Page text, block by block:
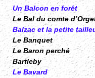
Un Balconen forêt
Le Bal du comte
Balzac et la petite
Le Banquet
Le Baron perché
Bartleby
Le Bavard